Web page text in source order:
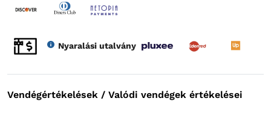
Nyaralási utalvány
Vendégértékelések / Valódi vendégek értékelései